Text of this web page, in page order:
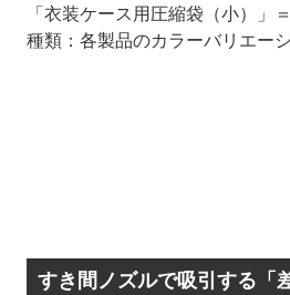
「衣装ケース用圧縮袋（小）
種類：各製品のカラーバリエー
すき間ノズルで吸引する「